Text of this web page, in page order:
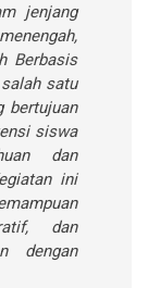
jenjang
Berbasis
satu
bertujuan
siswa
dan
ini
dan
dengan